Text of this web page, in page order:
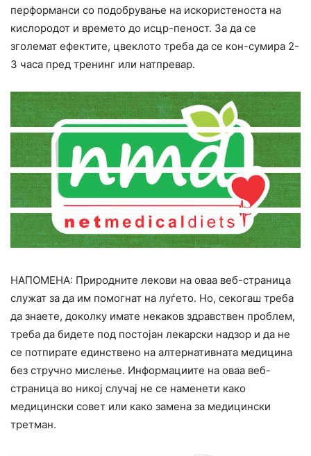
перформанси со подобрување на искористеноста на
кислородот и времето до исцр-пеност. За да се
зголемат ефектите, цвеклото треба да се кон-сумира 2-
3 часа пред тренинг или натпревар.
НАПОМЕНА: Природните лекови на оваа веб-страница
служат за да им помогнат на луѓето. Но, секогаш треба
да знаете, доколку имате некаков здравствен проблем,
треба да бидете под постојан лекарски надзор и да не
се потпирате единствено на алтернативната медицина
без стручно мислење. Информациите на оваа веб-
страница во никој случај не се наменети како
медицински совет или како замена за медицински
третман.